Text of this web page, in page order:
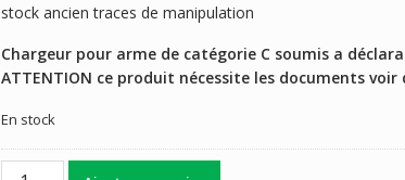
stock ancien traces de manipulation
Chargeur pour arme de catégorie C soumis a
ATTENTION ce produit nécessite les documents
En stock
quantité